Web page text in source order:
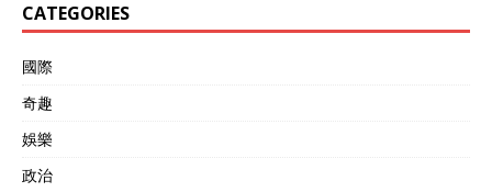
CATEGORIES
國際
奇趣
娛樂
政治